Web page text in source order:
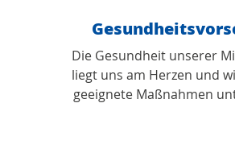
Die Gesundheit unserer
liegt uns am Herzen und
geeignete Maßnahmen